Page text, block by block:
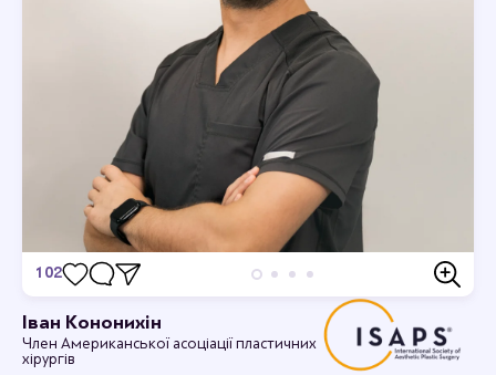
Іван Кононихін
Член Американської асоціації пластичних
хірургів
102
Станьте першим хто залишить відгук.